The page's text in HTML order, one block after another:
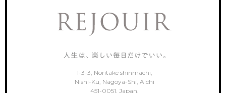
1-3-3, Noritake shinmachi,
Nishi-Ku, Nagoya-Shi, Aichi
451-0051, Japan.